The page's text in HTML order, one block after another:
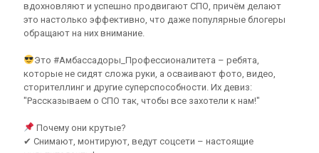
вдохновляют и успешно продвигают СПО, причём делают
это настолько эффективно, что даже популярные блогеры
обращают на них внимание.
Это #Амбассадоры_Профессионалитета – ребята,
которые не сидят сложа руки, а осваивают фото, видео,
сторителлинг и другие суперспособности. Их девиз:
"Рассказываем о СПО так, чтобы все захотели к нам!"
Почему они крутые?
✔ Снимают, монтируют, ведут соцсети – настоящие